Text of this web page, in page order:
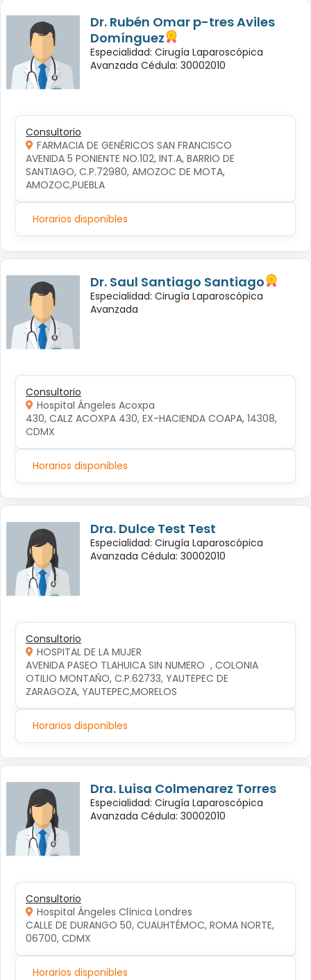
Dr. Rubén Omar p-tres Aviles
Domínguez
Especialidad: Cirugía Laparoscópica
Avanzada Cédula: 30002010
Consultorio
FARMACIA DE GENÉRICOS SAN FRANCISCO
AVENIDA 5 PONIENTE NO.102, INT.A, BARRIO DE
SANTIAGO, C.P.72980, AMOZOC DE MOTA,
AMOZOC,PUEBLA
Horarios disponibles
Dr. Saul Santiago Santiago
Especialidad: Cirugía Laparoscópica
Avanzada
Consultorio
Hospital Ángeles Acoxpa
430, CALZ ACOXPA 430, EX-HACIENDA COAPA, 14308,
CDMX
Horarios disponibles
Dra. Dulce Test Test
Especialidad: Cirugía Laparoscópica
Avanzada Cédula: 30002010
Consultorio
HOSPITAL DE LA MUJER
AVENIDA PASEO TLAHUICA SIN NUMERO  , COLONIA
OTILIO MONTAÑO, C.P.62733, YAUTEPEC DE
ZARAGOZA, YAUTEPEC,MORELOS
Horarios disponibles
Dra. Luisa Colmenarez Torres
Especialidad: Cirugía Laparoscópica
Avanzada Cédula: 30002010
Consultorio
Hospital Ángeles Clínica Londres
CALLE DE DURANGO 50, CUAUHTÉMOC, ROMA NORTE,
06700, CDMX
Horarios disponibles